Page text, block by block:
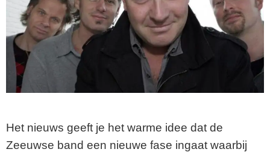
Het nieuws geeft je het warme idee dat de
Zeeuwse band een nieuwe fase ingaat waarbij